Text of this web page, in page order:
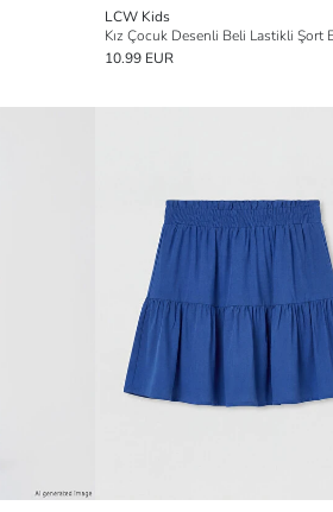
LCW Kids
Kız Çocuk Desenli Beli Lastikli Şort
10.99 EUR